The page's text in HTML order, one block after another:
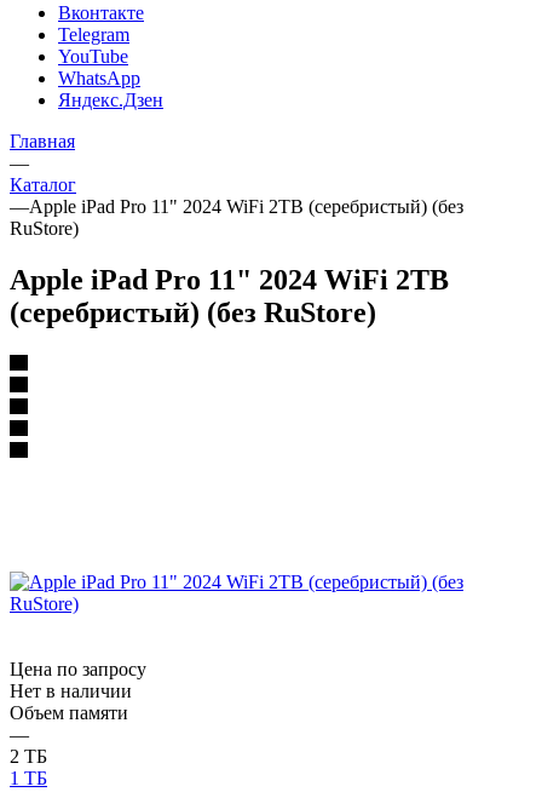
Вконтакте
Telegram
YouTube
WhatsApp
Яндекс.Дзен
Главная
—
Каталог
—Apple iPad Pro 11" 2024 WiFi 2TB (серебристый) (без
RuStore)
Apple iPad Pro 11" 2024 WiFi 2TB
(серебристый) (без RuStore)
Цена по запросу
Нет в наличии
Объем памяти
—
2 ТБ
1 ТБ